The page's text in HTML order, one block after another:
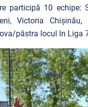
participă 10 echipe:
Victoria
păstra locul în Liga